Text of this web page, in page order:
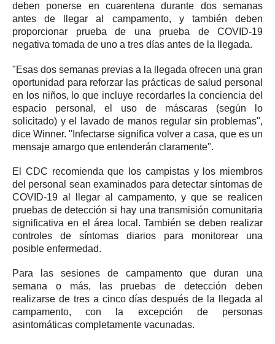
deben ponerse en cuarentena durante dos semanas
antes de llegar al campamento, y también deben
proporcionar prueba de una prueba de COVID-19
negativa tomada de uno a tres días antes de la llegada.
"Esas dos semanas previas a la llegada ofrecen una gran
oportunidad para reforzar las prácticas de salud personal
en los niños, lo que incluye recordarles la conciencia del
espacio personal, el uso de máscaras (según lo
solicitado) y el lavado de manos regular sin problemas",
dice Winner."Infectarse significa volver a casa, que es un
mensaje amargo que entenderán claramente".
El CDC recomienda que los campistas y los miembros
del personal sean examinados para detectar síntomas de
COVID-19 al llegar al campamento, y que se realicen
pruebas de detección si hay una transmisión comunitaria
significativa en el área local.También se deben realizar
controles de síntomas diarios para monitorear una
posible enfermedad.
Para las sesiones de campamento que duran una
semana o más, las pruebas de detección deben
realizarse de tres a cinco días después de la llegada al
campamento, con la excepción de personas
asintomáticas completamente vacunadas.